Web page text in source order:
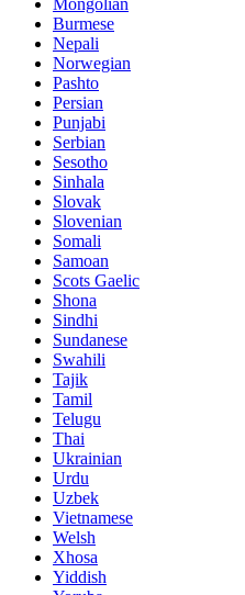
Burmese
Nepali
Norwegian
Pashto
Persian
Punjabi
Serbian
Sesotho
Sinhala
Slovak
Slovenian
Somali
Samoan
Scots Gaelic
Shona
Sindhi
Sundanese
Swahili
Tajik
Tamil
Telugu
Thai
Ukrainian
Urdu
Uzbek
Vietnamese
Welsh
Xhosa
Yiddish